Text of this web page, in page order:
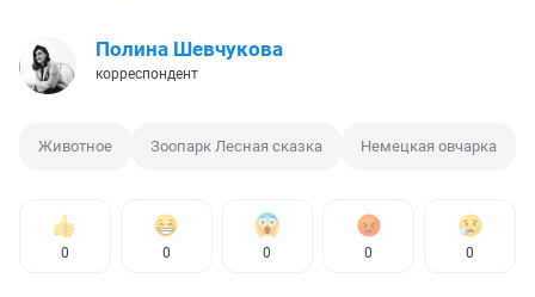
Полина Шевчукова
корреспондент
Животное Зоопарк Лесная сказка Немецкая овчарка
0 0 0 0 0